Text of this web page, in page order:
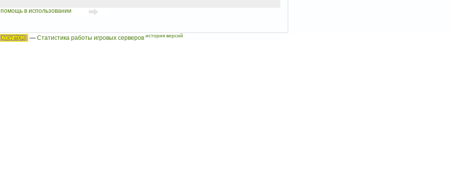
помощь в использовании
— Статистика работы игровых серверов история версий